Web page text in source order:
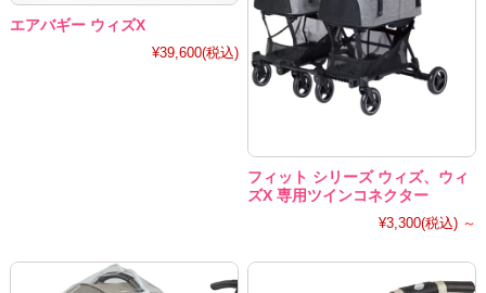
エアバギー ウィズX
¥39,600(税込)
フィット シリーズ ウィズ、ウィ
ズX 専用ツインコネクター
¥3,300(税込) ～